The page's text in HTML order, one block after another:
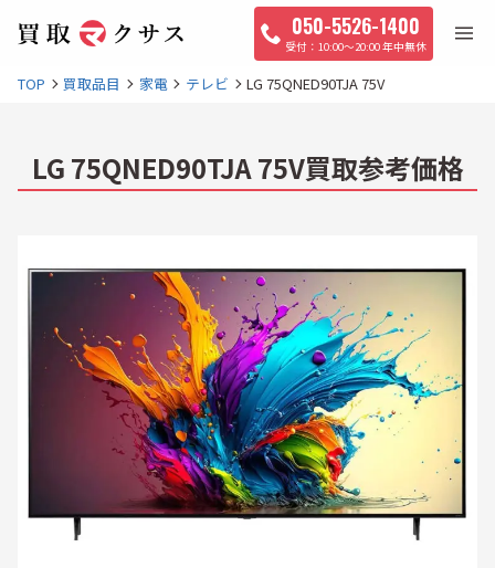
050-5526-1400
10:00〜20:00 年中無休
TOP 買取品目 家電 テレビ LG 75QNED90TJA 75V
LG 75QNED90TJA 75V買取参考価格